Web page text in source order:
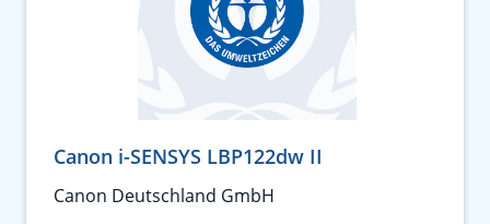
Canon i-SENSYS LBP122dw II
Canon Deutschland GmbH